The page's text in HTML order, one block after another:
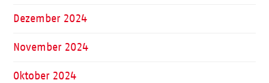
Dezember 2024
November 2024
Oktober 2024